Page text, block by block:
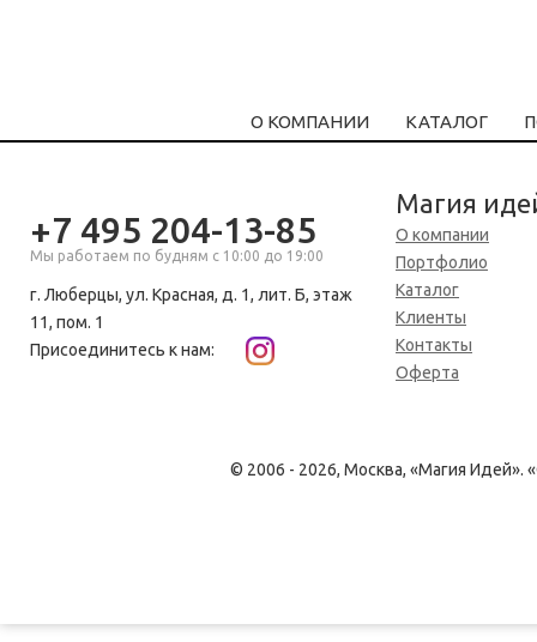
О КОМПАНИИ КАТАЛОГ
+7 495 204-13-85
Мы работаем по будням с 10:00 до 19:00
г. Люберцы, ул. Красная, д. 1, лит. Б, этаж
11, пом. 1
Присоединитесь к нам:
Магия
О компании
Портфолио
Каталог
Клиенты
Контакты
Оферта
© 2006 - 2026, Москва, «Магия Идей».